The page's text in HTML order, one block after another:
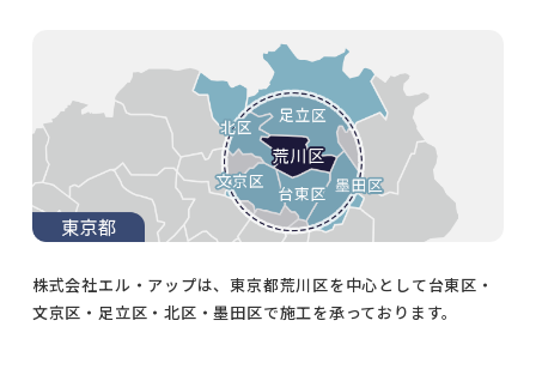
株式会社エル・アップは、東京都荒川区を中心として台東区・
文京区・足立区・北区・墨田区で施工を承っております。